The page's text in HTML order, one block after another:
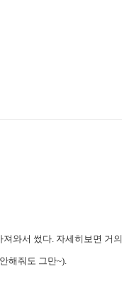
와서 썼다. 자세히보면 거의
해줘도 그만~).